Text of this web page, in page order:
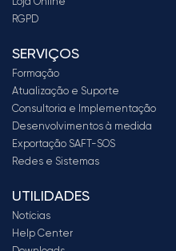
RGPD
SERVIÇOS
Formação
Atualização e Suporte
Consultoria e Implementação
Desenvolvimentos à medida
Exportação SAFT-SOS
Redes e Sistemas
UTILIDADES
Notícias
Help Center